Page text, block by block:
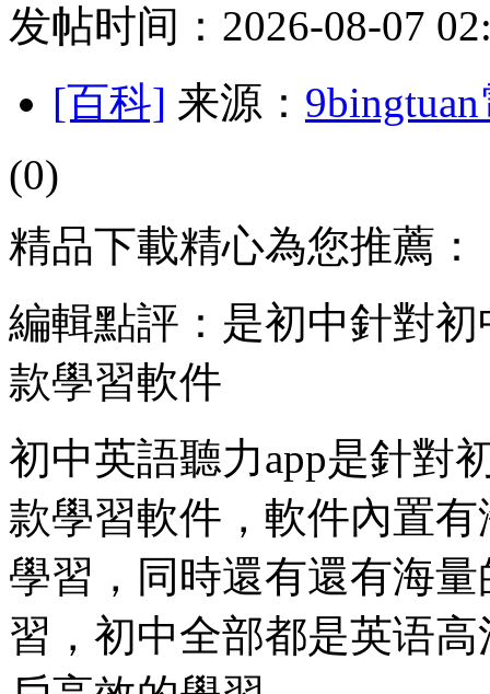
发帖时间：2026-08-07
[百科] 来源：
(0)
精品下載精心為您推薦：
編輯點評：是初中針對
款學習軟件
初中英語聽力app是針對
款學習軟件，軟件內置
學習，同時還有還有海量
習，初中全部都是英语